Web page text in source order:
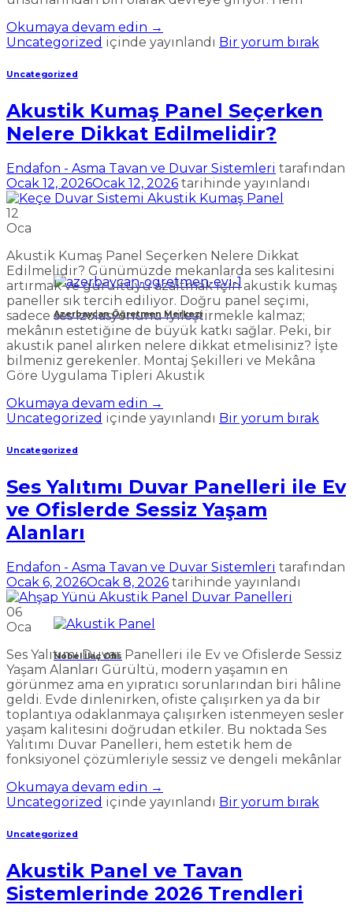
Azerbaycan Öğretmen Merkezi
Nobel İlaç Ofis
Okumaya devam edin →
Uncategorized içinde yayınlandı Bir yorum bırak
Uncategorized
Akustik Kumaş Panel Seçerken
Nelere Dikkat Edilmelidir?
Endafon - Asma Tavan ve Duvar Sistemleri tarafından
Ocak 12, 2026Ocak 12, 2026 tarihinde yayınlandı
12
Oca
Akustik Kumaş Panel Seçerken Nelere Dikkat
Edilmelidir? Günümüzde mekanlarda ses kalitesini
artırmak ve gürültüyü azaltmak için akustik kumaş
paneller sık tercih ediliyor. Doğru panel seçimi,
sadece ses izolasyonunu iyileştirmekle kalmaz;
mekânın estetiğine de büyük katkı sağlar. Peki, bir
akustik panel alırken nelere dikkat etmelisiniz? İşte
bilmeniz gerekenler. Montaj Şekilleri ve Mekâna
Göre Uygulama Tipleri Akustik
Okumaya devam edin →
Uncategorized içinde yayınlandı Bir yorum bırak
Uncategorized
Ses Yalıtımı Duvar Panelleri ile Ev
ve Ofislerde Sessiz Yaşam
Alanları
Endafon - Asma Tavan ve Duvar Sistemleri tarafından
Ocak 6, 2026Ocak 8, 2026 tarihinde yayınlandı
06
Oca
Ses Yalıtımı Duvar Panelleri ile Ev ve Ofislerde Sessiz
Yaşam Alanları Gürültü, modern yaşamın en
görünmez ama en yıpratıcı sorunlarından biri hâline
geldi. Evde dinlenirken, ofiste çalışırken ya da bir
toplantıya odaklanmaya çalışırken istenmeyen sesler
yaşam kalitesini doğrudan etkiler. Bu noktada Ses
Yalıtımı Duvar Panelleri, hem estetik hem de
fonksiyonel çözümleriyle sessiz ve dengeli mekânlar
Okumaya devam edin →
Uncategorized içinde yayınlandı Bir yorum bırak
Uncategorized
Akustik Panel ve Tavan
Sistemlerinde 2026 Trendleri